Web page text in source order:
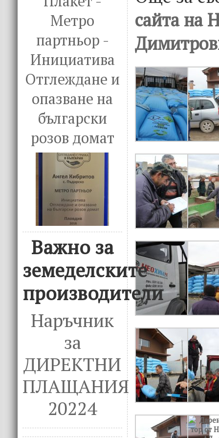
Метро
партньор -
Инициатива
Отглеждане и
опазване на
български
розов домат
Важно за
земеделските
производители
Наръчник
за
ДИРЕКТНИ
ПЛАЩАНИЯ
20224
сайта на